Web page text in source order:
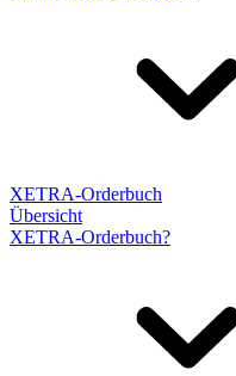
XETRA-Orderbuch
Übersicht
XETRA-Orderbuch?